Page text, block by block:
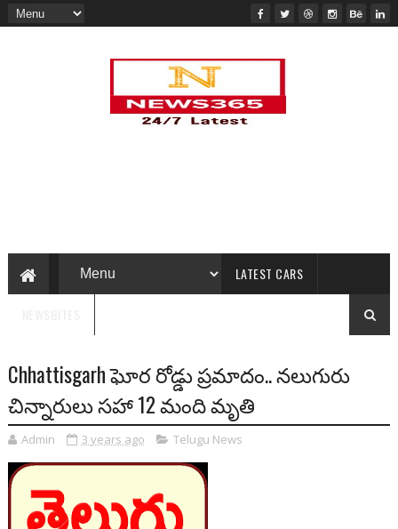
LATEST CARS
Chhattisgarh ఘోర రోడ్డు ప్రమాదం.. నలుగురు
చిన్నారులు సహా 12 మంది మృతి
Admin 3 years ago Telugu News